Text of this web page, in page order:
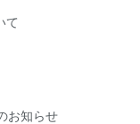
て
お知らせ